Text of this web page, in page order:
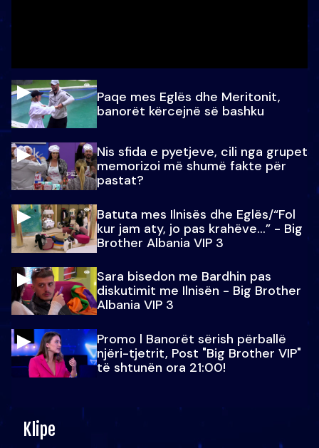
Paqe mes Eglës dhe Meritonit,
banorët kërcejnë së bashku
Nis sfida e pyetjeve, cili nga grupet
memorizoi më shumë fakte për
pastat?
Batuta mes Ilnisës dhe Eglës/“Fol
kur jam aty, jo pas krahëve…” - Big
Brother Albania VIP 3
Sara bisedon me Bardhin pas
diskutimit me Ilnisën - Big Brother
Albania VIP 3
Promo l Banorët sërish përballë
njëri-tjetrit, Post "Big Brother VIP"
të shtunën ora 21:00!
Klipe